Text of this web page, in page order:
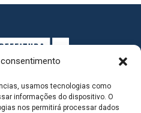
usamos tecnologias como
informações do dispositivo. O
nos permitirá processar dados